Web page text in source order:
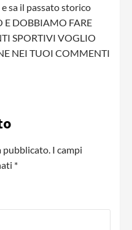
sa il passato storico
E DOBBIAMO FARE
SPORTIVI VOGLIO
NEI TUOI COMMENTI
pubblicato. I campi
*